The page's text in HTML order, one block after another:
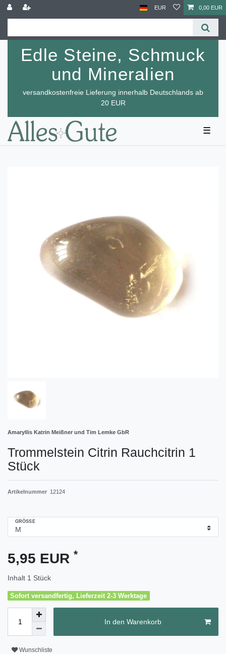
EUR 0,00 EUR
Edle Steine, Schmuck
und Mineralien
versandkostenfreie Lieferung innerhalb Deutschlands ab
20 EUR
☰
Amaryllis Katrin Meißner und Tim Lemke GbR
Trommelstein Citrin Rauchcitrin 1
Stück
Artikelnummer 12124
GRÖSSE
5,95 EUR *
Inhalt 1 Stück
Sofort versandfertig, Lieferzeit 2-3 Werktage
In den Warenkorb
Wunschliste